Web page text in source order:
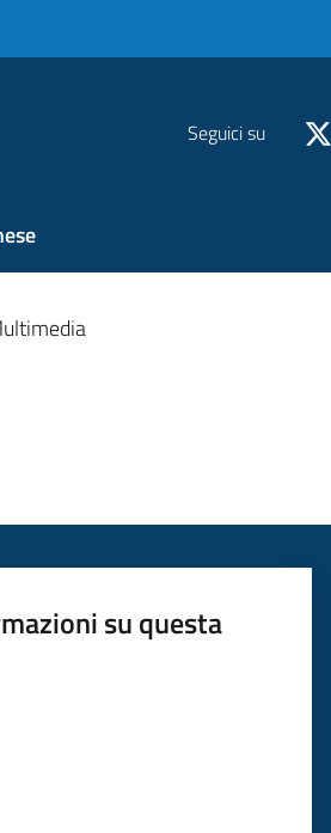
Seguici su
su questa